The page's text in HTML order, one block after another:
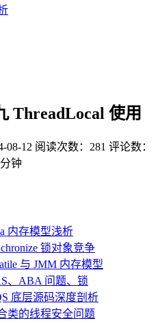
ThreadLocal 使用
08-12 阅读次数： 281 评论数：
钟
内存模型浅析
锁对象竞争
与 JMM 内存模型
、ABA 问题、锁
底层源码深度剖析
类的线程安全问题